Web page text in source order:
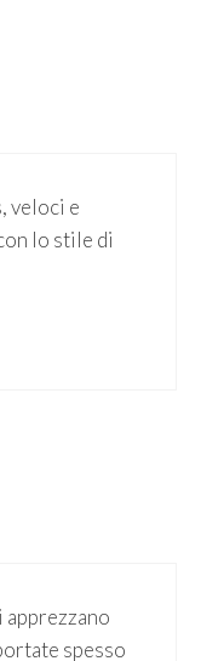
veloci e
lo stile di
spesso